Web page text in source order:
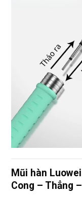
Mũi hàn
Cong – Thẳng